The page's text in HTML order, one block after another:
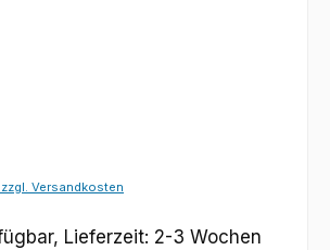
Versandkosten
Lieferzeit: 2-3 Wochen